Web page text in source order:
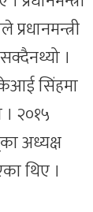
।
केआई सिंहमा
२०१५
अध्यक्ष
थिए ।